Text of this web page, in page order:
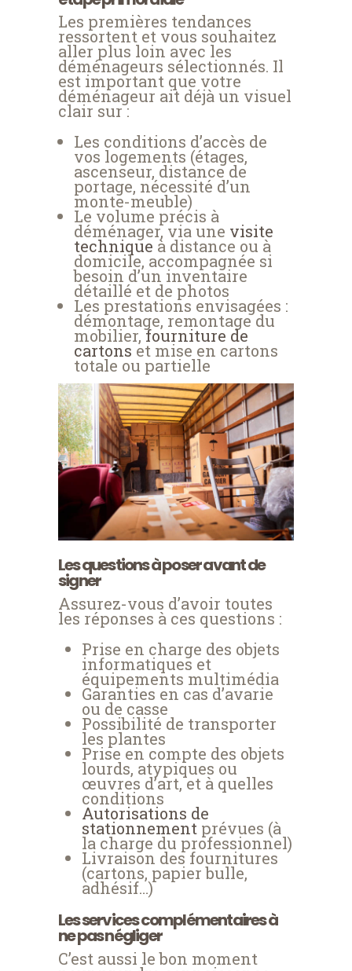
Les premières tendances
ressortent et vous souhaitez
aller plus loin avec les
déménageurs sélectionnés. Il
est important que votre
déménageur ait déjà un visuel
clair sur :
Les conditions d’accès de
vos logements (étages,
ascenseur, distance de
portage, nécessité d’un
monte-meuble)
Le volume précis à
déménager, via une visite
technique à distance ou à
domicile, accompagnée si
besoin d’un inventaire
détaillé et de photos
Les prestations envisagées :
démontage, remontage du
mobilier,fourniture de
cartons et mise en cartons
totale ou partielle
Les questions à poser avant de
signer
Assurez-vous d’avoir toutes
les réponses à ces questions :
Prise en charge des objets
informatiques et
équipements multimédia
Garanties en cas d’avarie
ou de casse
Possibilité de transporter
les plantes
Prise en compte des objets
lourds, atypiques ou
œuvres d’art, et à quelles
conditions
Autorisations de
stationnement prévues (à
la charge du professionnel)
Livraison des fournitures
(cartons, papier bulle,
adhésif…)
Les services complémentaires à
ne pas négliger
C’est aussi le bon moment